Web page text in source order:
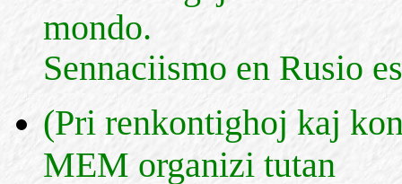
mondo.
Sennaciismo en Rusio
(Pri renkontighoj kaj
MEM organizi tutan